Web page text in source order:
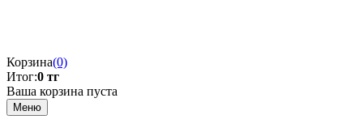
Корзина(0)
Итог:0 тг
Ваша корзина пуста
Меню